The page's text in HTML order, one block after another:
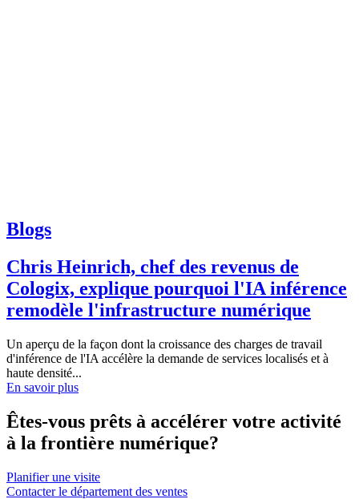
Blogs
Chris Heinrich, chef des revenus de
Cologix, explique pourquoi l'IA inférence
remodèle l'infrastructure numérique
Un aperçu de la façon dont la croissance des charges de travail
d'inférence de l'IA accélère la demande de services localisés et à
haute densité...
En savoir plus
Êtes-vous prêts à accélérer votre activité
à la frontière numérique?
Planifier une visite
Contacter le département des ventes